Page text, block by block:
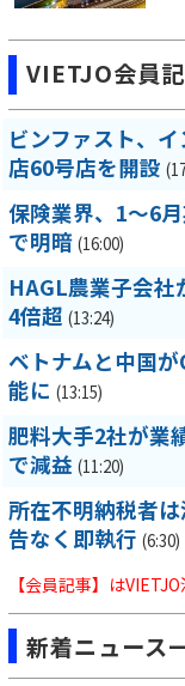
VIETJO会員
ビンファスト、
店60号店を開設
保険業界、1～6
で明暗 (16:00)
HAGL農業子会
4倍超 (13:24)
ベトナムと中国
能に (13:15)
肥料大手2社が業
で減益 (11:20)
所在不明納税者
告なく即執行 (6:30)
【会員記事】は
新着ニュース